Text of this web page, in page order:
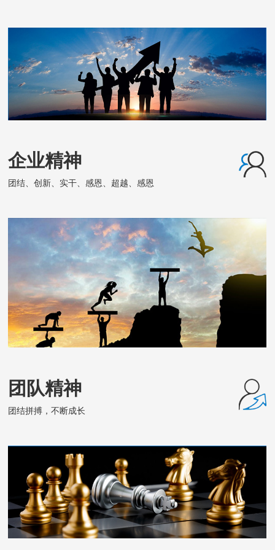
企业精神
团结、创新、实干、感恩、超越、感恩
团队精神
团结拼搏，不断成长